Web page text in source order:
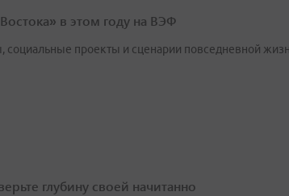
в этом году на ВЭФ
проекты и сценарии повседневной
глубину своей начитанно